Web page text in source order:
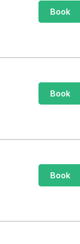
Book
Book
Book